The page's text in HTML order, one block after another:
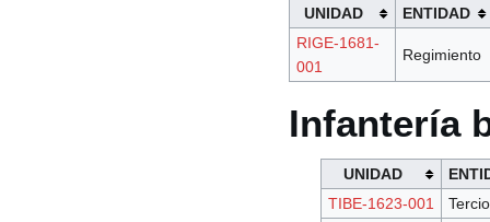
UNIDAD
ENTIDAD
RIGE-1681-
001
Regimiento
Infantería
UNIDAD
TIBE-1623-001
Tercio